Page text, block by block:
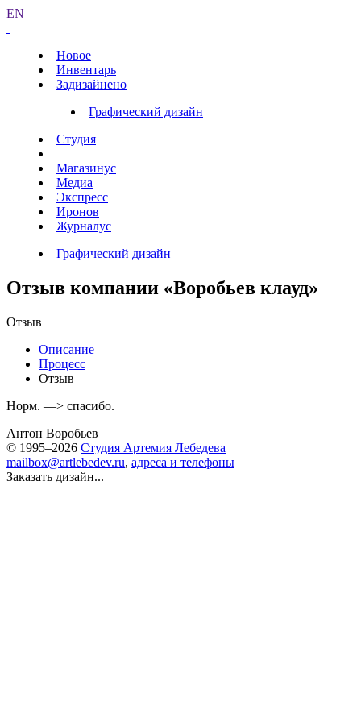
EN
Новое
Инвентарь
Задизайнено
Графический дизайн
Студия
Магазинус
Медиа
Экспресс
Иронов
Журналус
Графический дизайн
Отзыв компании «Воробьев клауд»
Отзыв
Описание
Процесс
Отзыв
Норм. —> спасибо.
Антон Воробьев
© 1995–2026 Студия Артемия Лебедева
mailbox@artlebedev.ru, адреса и телефоны
Заказать дизайн...